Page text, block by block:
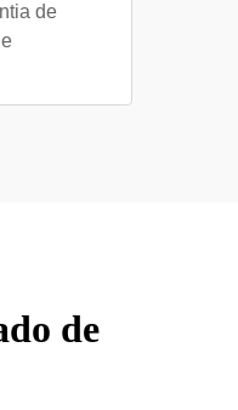
de
de